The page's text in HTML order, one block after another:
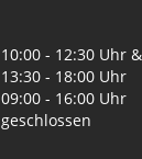
10:00 - 12:30 Uhr &
13:30 - 18:00 Uhr
09:00 - 16:00 Uhr
geschlossen